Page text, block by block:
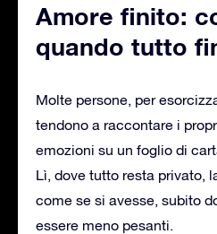
Amore finito:
quando tutto
Molte persone, per
tendono a raccontare i
emozioni su un foglio di
Lì, dove tutto resta privato,
come se si avesse, subito
essere meno pesanti.